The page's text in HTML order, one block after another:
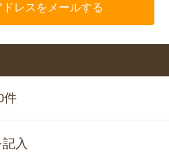
レスをメールする
件
入